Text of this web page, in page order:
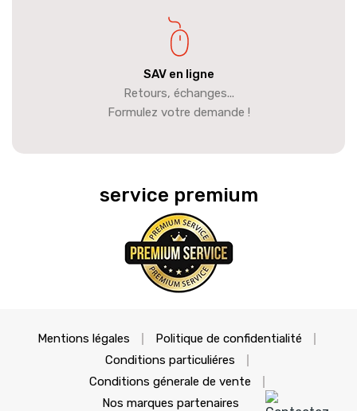
SAV en ligne
Retours, échanges...
Formulez votre demande !
service premium
Mentions légales
Politique de confidentialité
Conditions particuliéres
Conditions génerale de vente
Nos marques partenaires